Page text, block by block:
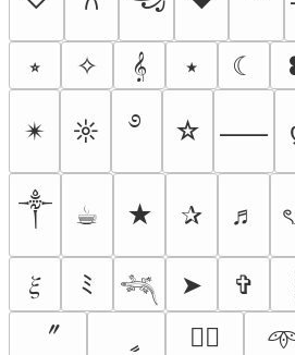
⭒
✧ 𝄞 ⭑ ☾
✴︎ ☼ ࿔ ☆ ⸺
༒︎ ☕︎ ★ ✰ ♬
𝜉 ﾐ 𓆈 ➤ ✞
〞
♡⃕